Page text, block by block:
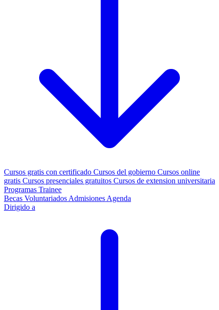
Cursos gratis con certificado Cursos del gobierno Cursos online
gratis Cursos presenciales gratuitos Cursos de extension universitaria
Programas Trainee
Becas Voluntariados Admisiones Agenda
Dirigido a